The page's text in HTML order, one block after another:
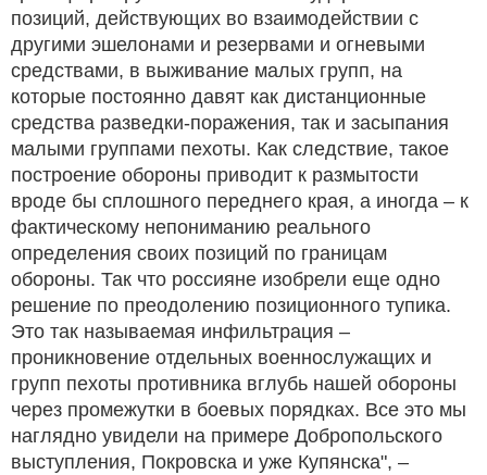
позиций, действующих во взаимодействии с
другими эшелонами и резервами и огневыми
средствами, в выживание малых групп, на
которые постоянно давят как дистанционные
средства разведки-поражения, так и засыпания
малыми группами пехоты. Как следствие, такое
построение обороны приводит к размытости
вроде бы сплошного переднего края, а иногда – к
фактическому непониманию реального
определения своих позиций по границам
обороны. Так что россияне изобрели еще одно
решение по преодолению позиционного тупика.
Это так называемая инфильтрация –
проникновение отдельных военнослужащих и
групп пехоты противника вглубь нашей обороны
через промежутки в боевых порядках. Все это мы
наглядно увидели на примере Добропольского
выступления, Покровска и уже Купянска", –